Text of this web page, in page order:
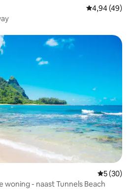
Gemiddelde
4,94 (49)
5 (30)
woning - naast Tunnels Beach